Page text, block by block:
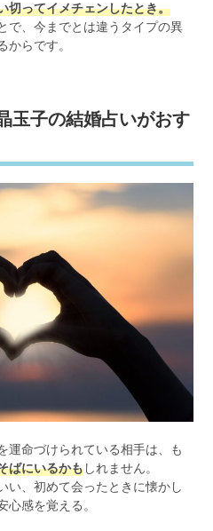
切ってイメチェンしたとき。
で、今までとは違うタイプの異
らです。
玉子の結婚占いがおす
運命づけられている相手は、も
ばにいるかもしれません。
い、初めて会ったときに懐かし
感を覚える。